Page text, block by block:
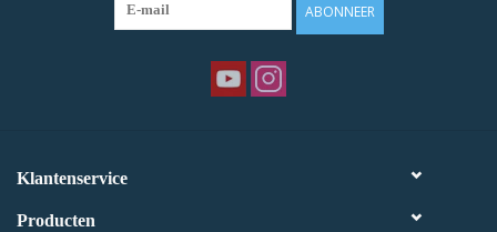
ABONNEER
Klantenservice
Producten